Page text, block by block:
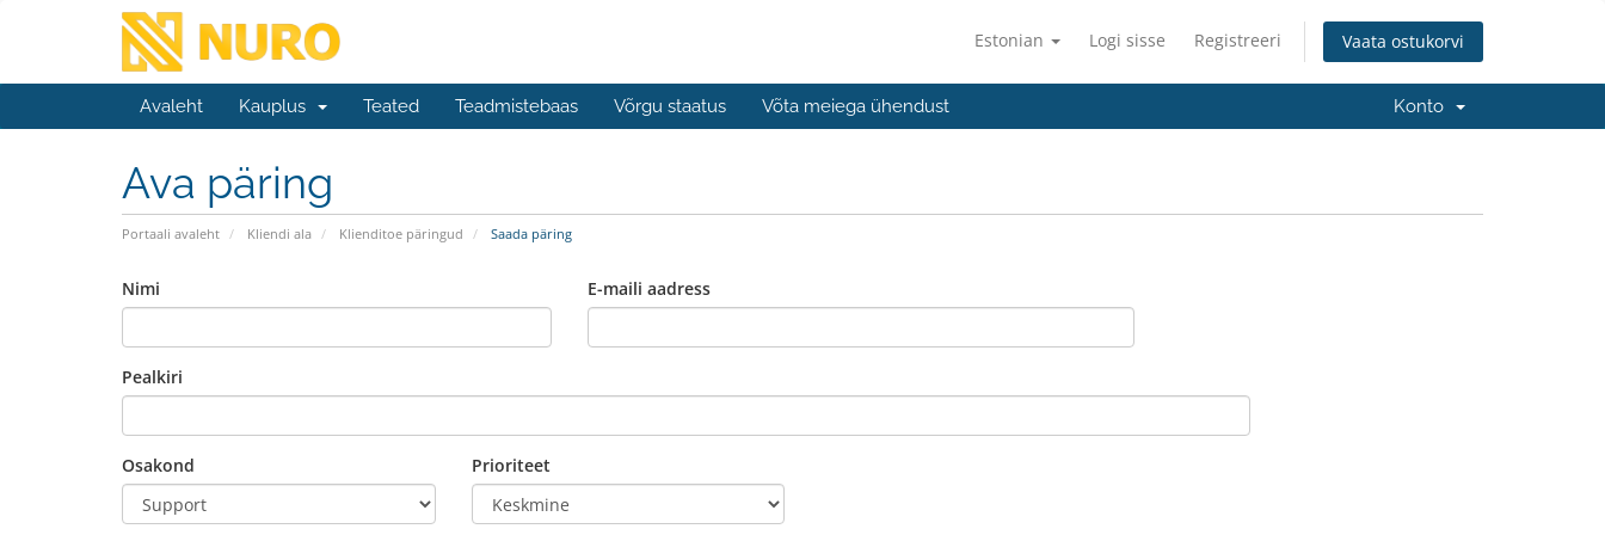
Estonian Logi sisse Registreeri Vaata ostukorvi
Avaleht Kauplus Teated Teadmistebaas Võrgu staatus Võta meiega ühendust Konto
Ava päring
Portaali avaleht Kliendi ala Klienditoe päringud Saada päring
Nimi E-maili aadress
Pealkiri
Osakond Prioriteet